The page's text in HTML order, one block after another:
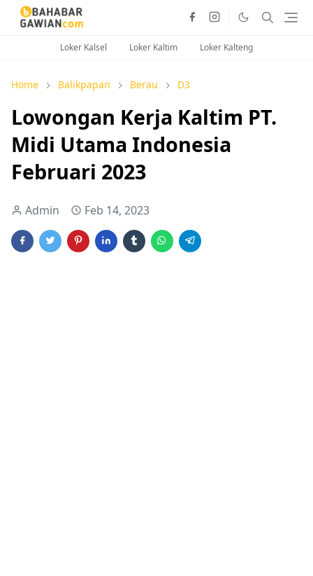
Loker Kalsel Loker Kaltim Loker Kalteng
Home Balikpapan Berau D3
Lowongan Kerja Kaltim PT.
Midi Utama Indonesia
Februari 2023
Admin Feb 14, 2023